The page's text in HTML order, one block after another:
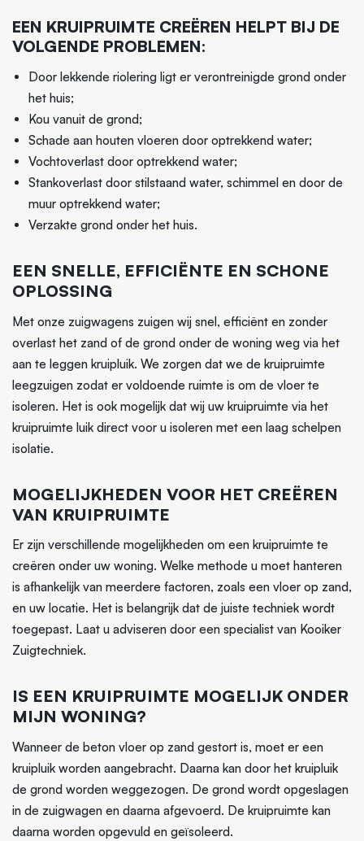
EEN KRUIPRUIMTE CREËREN HELPT BIJ DE
VOLGENDE PROBLEMEN:
Door lekkende riolering ligt er verontreinigde grond onder
het huis;
Kou vanuit de grond;
Schade aan houten vloeren door optrekkend water;
Vochtoverlast door optrekkend water;
Stankoverlast door stilstaand water, schimmel en door de
muur optrekkend water;
Verzakte grond onder het huis.
EEN SNELLE, EFFICIËNTE EN SCHONE
OPLOSSING
Met onze zuigwagens zuigen wij snel, efficiënt en zonder
overlast het zand of de grond onder de woning weg via het
aan te leggen kruipluik. We zorgen dat we de kruipruimte
leegzuigen zodat er voldoende ruimte is om de vloer te
isoleren. Het is ook mogelijk dat wij uw kruipruimte via het
kruipruimte luik direct voor u isoleren met een laag schelpen
isolatie.
MOGELIJKHEDEN VOOR HET CREËREN
VAN KRUIPRUIMTE
Er zijn verschillende mogelijkheden om een kruipruimte te
creëren onder uw woning. Welke methode u moet hanteren
is afhankelijk van meerdere factoren, zoals een vloer op zand,
en uw locatie. Het is belangrijk dat de juiste techniek wordt
toegepast. Laat u adviseren door een specialist van Kooiker
Zuigtechniek.
IS EEN KRUIPRUIMTE MOGELIJK ONDER
MIJN WONING?
Wanneer de beton vloer op zand gestort is, moet er een
kruipluik worden aangebracht. Daarna kan door het kruipluik
de grond worden weggezogen. De grond wordt opgeslagen
in de zuigwagen en daarna afgevoerd. De kruipruimte kan
daarna worden opgevuld en geïsoleerd.